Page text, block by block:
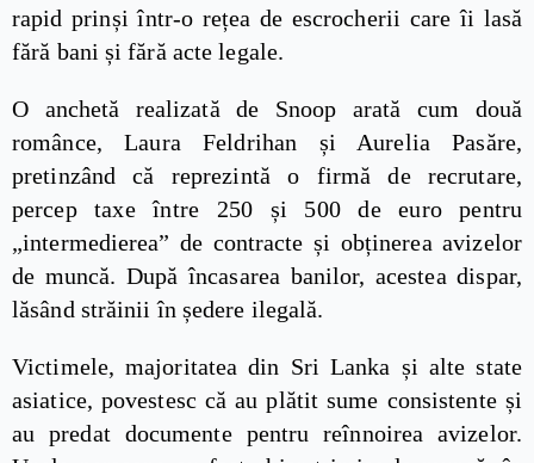
rapid prinși într-o rețea de escrocherii care îi lasă
fără bani și fără acte legale.
O anchetă realizată de Snoop arată cum două
românce, Laura Feldrihan și Aurelia Pasăre,
pretinzând că reprezintă o firmă de recrutare,
percep taxe între 250 și 500 de euro pentru
„intermedierea” de contracte și obținerea avizelor
de muncă. După încasarea banilor, acestea dispar,
lăsând străinii în ședere ilegală.
Victimele, majoritatea din Sri Lanka și alte state
asiatice, povestesc că au plătit sume consistente și
au predat documente pentru reînnoirea avizelor.